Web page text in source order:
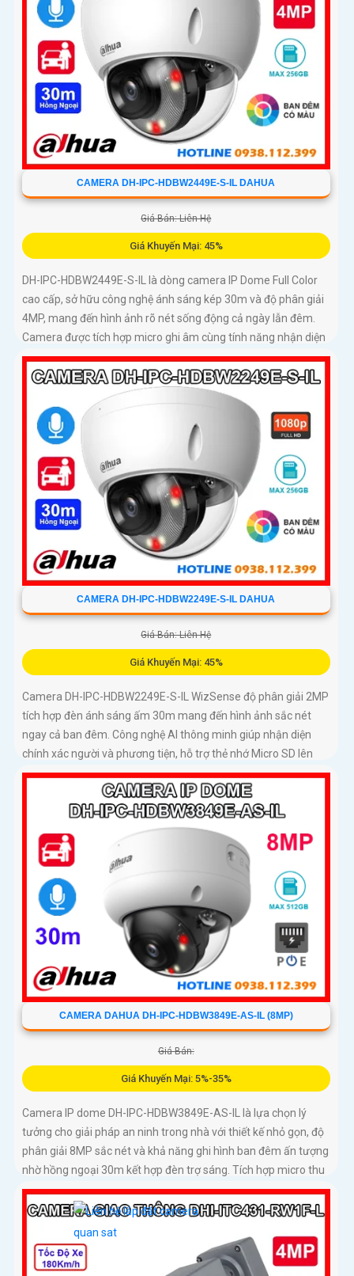
CAMERA DH-IPC-HDBW2449E-S-IL DAHUA
Giá Bán: Liên Hệ
Giá Khuyến Mại: 45%
DH-IPC-HDBW2449E-S-IL là dòng camera IP Dome Full Color
cao cấp, sở hữu công nghệ ánh sáng kép 30m và độ phân giải
4MP, mang đến hình ảnh rõ nét sống động cả ngày lẫn đêm.
Camera được tích hợp micro ghi âm cùng tính năng nhận diện
người và phương tiện, giúp giám sát an ninh hiệu quả
CAMERA DH-IPC-HDBW2249E-S-IL DAHUA
Giá Bán: Liên Hệ
Giá Khuyến Mại: 45%
Camera DH-IPC-HDBW2249E-S-IL WizSense độ phân giải 2MP
tích hợp đèn ánh sáng ấm 30m mang đến hình ảnh sắc nét
ngay cả ban đêm. Công nghệ AI thông minh giúp nhận diện
chính xác người và phương tiện, hỗ trợ thẻ nhớ Micro SD lên
đến 256GB và mic thu âm chất lượng cao
CAMERA DAHUA DH-IPC-HDBW3849E-AS-IL (8MP)
Giá Bán:
Giá Khuyến Mại: 5%-35%
Camera IP dome DH-IPC-HDBW3849E-AS-IL là lựa chọn lý
tưởng cho giải pháp an ninh trong nhà với thiết kế nhỏ gọn, độ
phân giải 8MP sắc nét và khả năng ghi hình ban đêm ấn tượng
nhờ hồng ngoại 30m kết hợp đèn trợ sáng. Tích hợp micro thu
âm, khe cắm thẻ nhớ đến 512GB và công nghệ AI thông minh
giúp phân biệt chính xác người và phương tiện hỗ trợ POE,
giảm thiểu báo động giả hiệu quả